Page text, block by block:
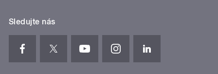
Sledujte nás